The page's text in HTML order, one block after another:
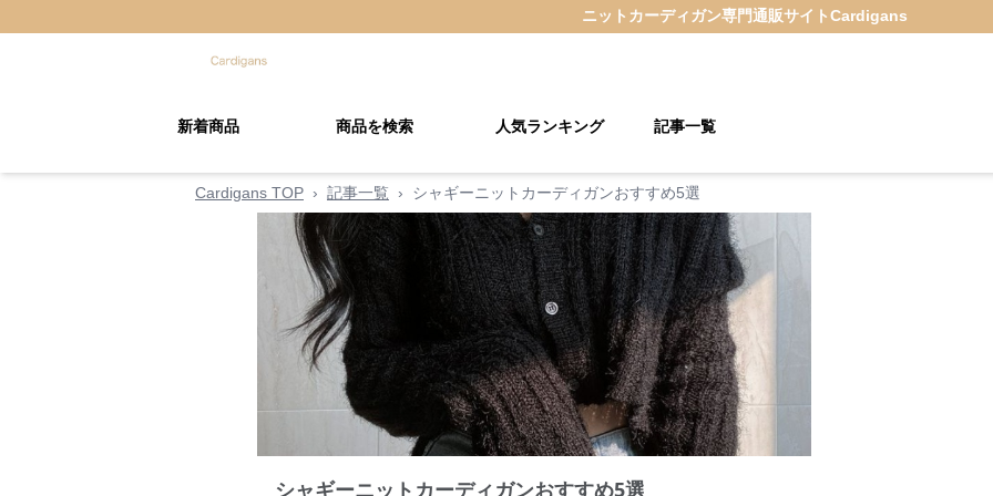
ニットカーディガン専門通販サイトCardigans
新着商品 商品を検索 人気ランキング 記事一覧
Cardigans TOP › 記事一覧 › シャギーニットカーディガンおすすめ5選
シャギーニットカーディガンおすすめ5選